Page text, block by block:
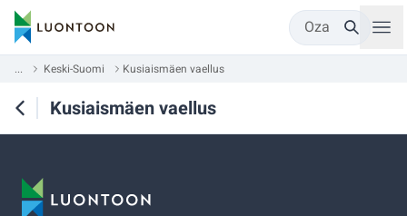
Oza
... Keski-Suomi Kusiaismäen vaellus
Kusiaismäen vaellus